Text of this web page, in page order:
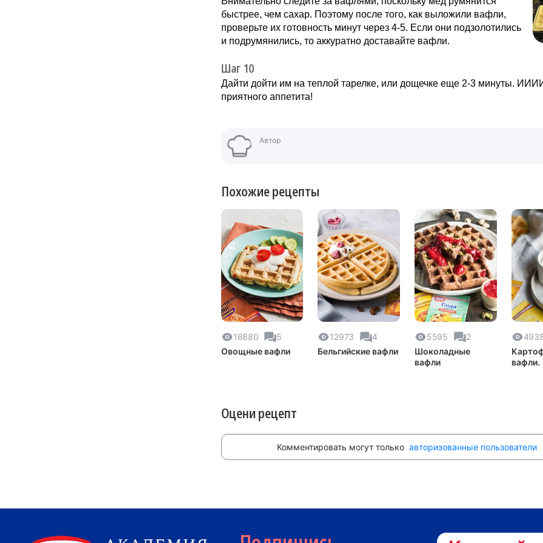
быстрее, чем сахар. Поэтому после того, как выложили вафли,
проверьте их готовность минут через 4-5. Если они подзолотились
и подрумянились, то аккуратно доставайте вафли.
Шаг 10
Дайти дойти им на теплой тарелке, или дощечке еще 2-3 минуты.
приятного аппетита!
Автор
Похожие рецепты
18880
5
Овощные вафли
12973
4
Бельгийские вафли
5595
2
Шоколадные
вафли
вафли.
Оцени рецепт
Комментировать могут толькоавторизованные пользователи